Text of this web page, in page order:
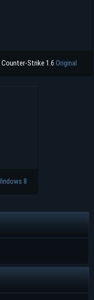
Counter-Strike 1.6 Original
8